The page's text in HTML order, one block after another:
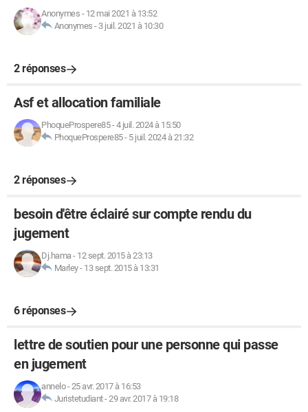
Anonymes - 12 mai 2021 à 13:52
Anonymes - 3 juil. 2021 à 10:30
2 réponses
Asf et allocation familiale
PhoqueProspere85-4 juil. 2024 à 15:50
PhoqueProspere85- 5 juil. 2024 à 21:32
2 réponses
besoin d'être éclairé sur compte rendu du
jugement
Dj.hama- 12 sept. 2015 à 23:13
Marley- 13 sept. 2015 à 13:31
6 réponses
lettre de soutien pour une personne qui passe
en jugement
annelo-25 avr. 2017 à 16:53
Juristetudiant-29 avr. 2017 à 19:18